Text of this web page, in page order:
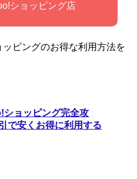
ショッピング店
ピングのお得な利用方法を
ショッピング完全攻
で安くお得に利用する